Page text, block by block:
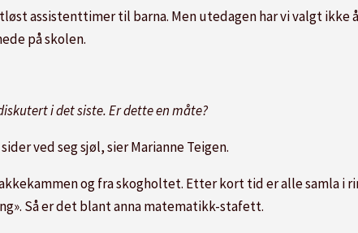
assistenttimer til barna. Men utedagen har vi valgt ikke
på skolen.
i det siste. Er dette en måte?
ved seg sjøl, sier Marianne Teigen.
og fra skogholtet. Etter kort tid er alle samla i
Så er det blant anna matematikk-stafett.